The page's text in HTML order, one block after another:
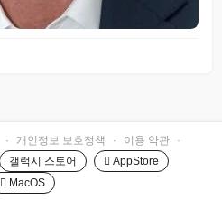
· 개인정보 보호정책 · 이용 약관
·
갤럭시 스토어
 AppStore
 MacOS